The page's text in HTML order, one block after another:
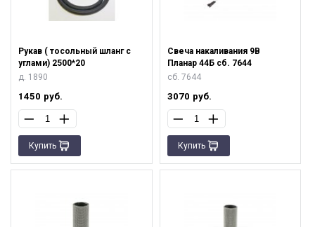
Рукав ( тосольный шланг с
углами) 2500*20
д. 1890
1450 руб.
Купить
Свеча накаливания 9В
Планар 44Б сб. 7644
сб. 7644
3070 руб.
Купить